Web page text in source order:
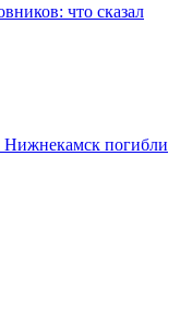
что сказал
погибли